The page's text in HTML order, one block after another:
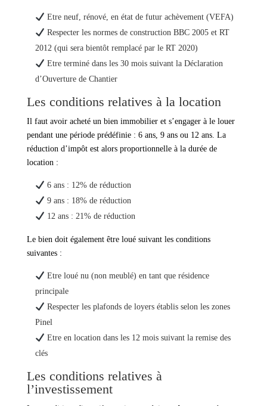
Etre neuf, rénové, en état de futur achèvement (VEFA)
Respecter les normes de construction BBC 2005 et RT
2012 (qui sera bientôt remplacé par le RT 2020)
Etre terminé dans les 30 mois suivant la Déclaration
d’Ouverture de Chantier
Les conditions relatives à la location
Il faut avoir acheté un bien immobilier et s’engager à le louer
pendant une période prédéfinie : 6 ans, 9 ans ou 12 ans. La
réduction d’impôt est alors proportionnelle à la durée de
location :
6 ans : 12% de réduction
9 ans : 18% de réduction
12 ans : 21% de réduction
Le bien doit également être loué suivant les conditions
suivantes :
Etre loué nu (non meublé) en tant que résidence
principale
Respecter les plafonds de loyers établis selon les zones
Pinel
Etre en location dans les 12 mois suivant la remise des
clés
Les conditions relatives à
l’investissement